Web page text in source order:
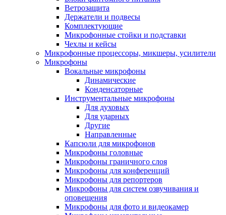
Ветрозащита
Держатели и подвесы
Комплектующие
Микрофонные стойки и подставки
Чехлы и кейсы
Микрофонные процессоры, микшеры, усилители
Микрофоны
Вокальные микрофоны
Динамические
Конденсаторные
Инструментальные микрофоны
Для духовых
Для ударных
Другие
Направленные
Капсюли для микрофонов
Микрофоны головные
Микрофоны граничного слоя
Микрофоны для конференций
Микрофоны для репортеров
Микрофоны для систем озвучивания и
оповещения
Микрофоны для фото и видеокамер